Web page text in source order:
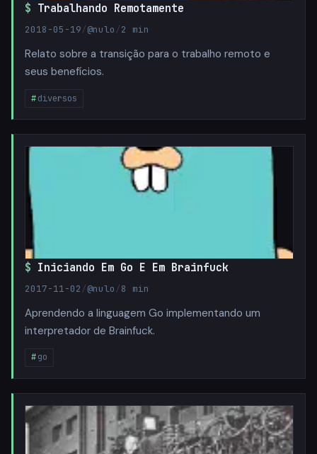
Trabalhando Remotamente
2018-05-19/@nulo /2 min
Relato sobre a transição para o trabalho remoto e
seus benefícios.
diversos
Iniciando Em Go E Em Brainfuck
2017-11-02 /@nulo /8 min
Aprendendo a linguagem Go implementando um
interpretador de Brainfuck.
go